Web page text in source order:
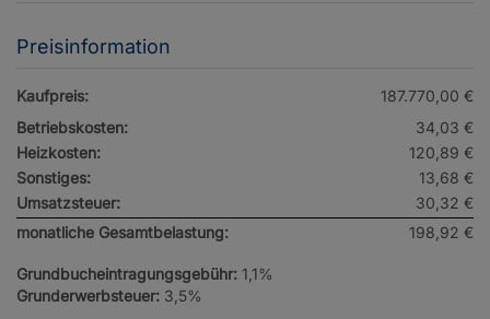
Preisinformation
Kaufpreis:
187.770,00 €
Betriebskosten:
34,03 €
Heizkosten:
120,89 €
Sonstiges:
13,68 €
Umsatzsteuer:
30,32 €
monatliche Gesamtbelastung:
198,92 €
Grundbucheintragungsgebühr: 1,1%
Grunderwerbsteuer: 3,5%